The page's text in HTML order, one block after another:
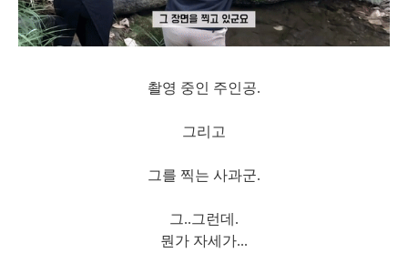
촬영 중인 주인공.
그리고
그를 찍는 사과군.
그..그런데.
뭔가 자세가...